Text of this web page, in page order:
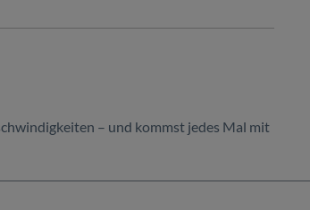
– und kommst jedes Mal mit